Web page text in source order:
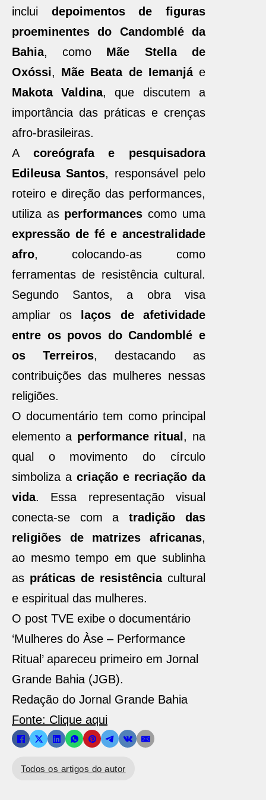
inclui depoimentos de figuras
proeminentes do Candomblé da
Bahia, como Mãe Stella de
Oxóssi, Mãe Beata de Iemanjáe
Makota Valdina, que discutem a
importância das práticas e crenças
afro-brasileiras.
A coreógrafa e pesquisadora
Edileusa Santos, responsável pelo
roteiro e direção das performances,
utiliza as performances como uma
expressão de fé e ancestralidade
afro, colocando-as como
ferramentas de resistência cultural.
Segundo Santos, a obra visa
ampliar os
laços de afetividade
entre os povos do Candomblé e
os Terreiros, destacando as
contribuições das mulheres nessas
religiões.
O documentário tem como principal
elemento a performance ritual , na
qual o movimento do círculo
simboliza a criação e recriação da
vida. Essa representação visual
conecta-se com atradição das
religiões de matrizes africanas,
ao mesmo tempo em que sublinha
as práticas de resistênciacultural
e espiritual das mulheres.
O post TVE exibe o documentário
‘Mulheres do Àse – Performance
Ritual’ apareceu primeiro em Jornal
Grande Bahia (JGB).
Redação do Jornal Grande Bahia
Fonte: Clique aqui
Todos os artigos do autor